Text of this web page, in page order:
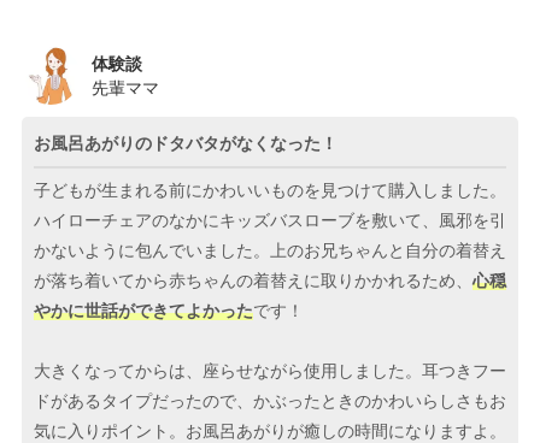
体験談
先輩ママ
お風呂あがりのドタバタがなくなった！
子どもが生まれる前にかわいいものを見つけて購入しました。
ハイローチェアのなかにキッズバスローブを敷いて、風邪を引
かないように包んでいました。上のお兄ちゃんと自分の着替え
が落ち着いてから赤ちゃんの着替えに取りかかれるため、 心穏
やかに世話ができてよかったです！
大きくなってからは、座らせながら使用しました。耳つきフー
ドがあるタイプだったので、かぶったときのかわいらしさもお
気に入りポイント。お風呂あがりが癒しの時間になりますよ。